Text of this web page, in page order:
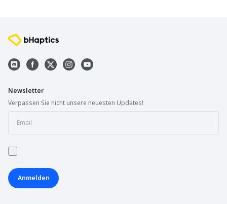
Newsletter
Verpassen Sie nicht unsere neuesten Updates!
Anmelden